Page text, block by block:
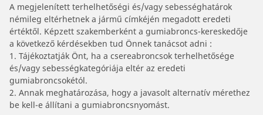
A megjelenített terhelhetőségi és/vagy sebességhatárok
némileg eltérhetnek a jármű címkéjén megadott eredeti
értéktől. Képzett szakemberként a gumiabroncs-kereskedője
a következő kérdésekben tud Önnek tanácsot adni :
1. Tájékoztatják Önt, ha a csereabroncsok terhelhetősége
és/vagy sebességkategóriája eltér az eredeti
gumiabroncsokétól.
2. Annak meghatározása, hogy a javasolt alternatív mérethez
be kell-e állítani a gumiabroncsnyomást.